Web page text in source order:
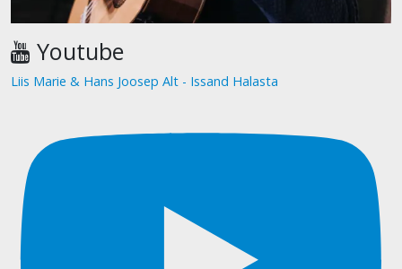
Youtube
Liis Marie & Hans Joosep Alt - Issand Halasta